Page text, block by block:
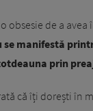
obsesie de a
se manifestă
prin
că îți dorești în